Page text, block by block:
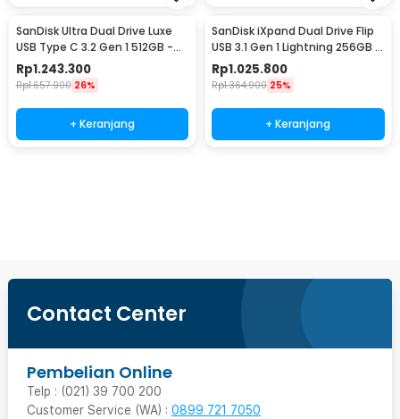
SanDisk Ultra Dual Drive Luxe
USB Type C 3.2 Gen 1 512GB -
SDDDC4
Rp1.243.300
Rp1.657.900 26%
+ Keranjang
SanDisk iXpand Dual Drive Flip
USB 3.1 Gen 1 Lightning 256GB -
SDIX90N
Rp1.025.800
Rp1.364.900 25%
+ Keranjang
Contact Center
Pembelian Online
Telp : (021) 39 700 200
Customer Service (WA) : 0899 721 7050